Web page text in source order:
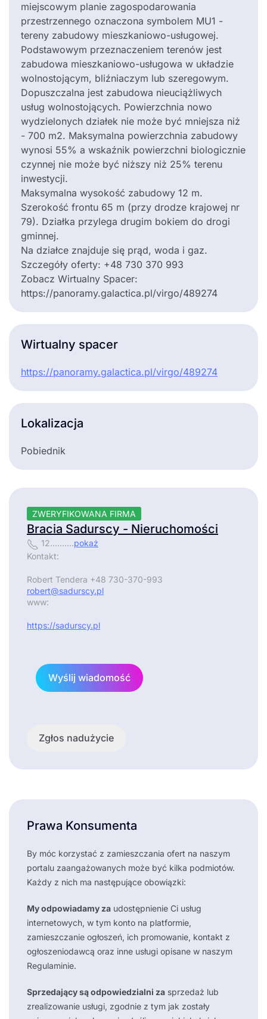
miejscowym planie zagospodarowania
przestrzennego oznaczona symbolem MU1 -
tereny zabudowy mieszkaniowo-usługowej.
Podstawowym przeznaczeniem terenów jest
zabudowa mieszkaniowo-usługowa w układzie
wolnostojącym, bliźniaczym lub szeregowym.
Dopuszczalna jest zabudowa nieuciążliwych
usług wolnostojących. Powierzchnia nowo
wydzielonych działek nie może być mniejsza niż
- 700 m2. Maksymalna powierzchnia zabudowy
wynosi 55% a wskaźnik powierzchni biologicznie
czynnej nie może być niższy niż 25% terenu
inwestycji.
Maksymalna wysokość zabudowy 12 m.
Szerokość frontu 65 m (przy drodze krajowej nr
79). Działka przylega drugim bokiem do drogi
gminnej.
Na działce znajduje się prąd, woda i gaz.
Szczegóły oferty: +48 730 370 993
Zobacz Wirtualny Spacer:
https://panoramy.galactica.pl/virgo/489274
Wirtualny spacer
https://panoramy.galactica.pl/virgo/489274
Lokalizacja
Pobiednik
ZWERYFIKOWANA FIRMA
Bracia Sadurscy - Nieruchomości
12..........pokaż
Kontakt:
Robert Tendera +48 730-370-993
robert@sadurscy.pl
www:
https://sadurscy.pl
Wyślij wiadomość
Zgłos nadużycie
Prawa Konsumenta
By móc korzystać z zamieszczania ofert na naszym
portalu zaangażowanych może być kilka podmiotów.
Każdy z nich ma następujące obowiązki:
My odpowiadamy za udostępnienie Ci usług
internetowych, w tym konto na platformie,
zamieszczanie ogłoszeń, ich promowanie, kontakt z
ogłoszeniodawcą oraz inne usługi opisane w naszym
Regulaminie.
Sprzedający są odpowiedzialni za sprzedaż lub
zrealizowanie usługi, zgodnie z tym jak zostały